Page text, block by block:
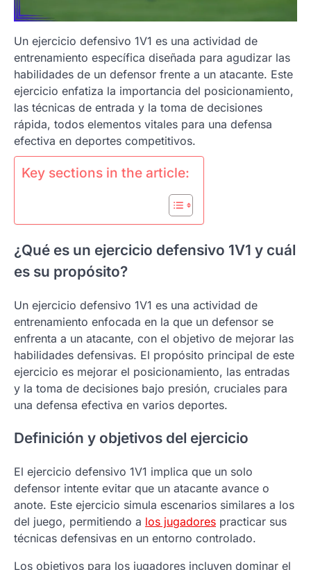
Un ejercicio defensivo 1V1 es una actividad de
entrenamiento específica diseñada para agudizar las
habilidades de un defensor frente a un atacante. Este
ejercicio enfatiza la importancia del posicionamiento,
las técnicas de entrada y la toma de decisiones
rápida, todos elementos vitales para una defensa
efectiva en deportes competitivos.
Key sections in the article:
¿Qué es un ejercicio defensivo 1V1 y cuál
es su propósito?
Un ejercicio defensivo 1V1 es una actividad de
entrenamiento enfocada en la que un defensor se
enfrenta a un atacante, con el objetivo de mejorar las
habilidades defensivas. El propósito principal de este
ejercicio es mejorar el posicionamiento, las entradas
y la toma de decisiones bajo presión, cruciales para
una defensa efectiva en varios deportes.
Definición y objetivos del ejercicio
El ejercicio defensivo 1V1 implica que un solo
defensor intente evitar que un atacante avance o
anote. Este ejercicio simula escenarios similares a los
del juego, permitiendo a los jugadores practicar sus
técnicas defensivas en un entorno controlado.
Los objetivos para los jugadores incluyen dominar el